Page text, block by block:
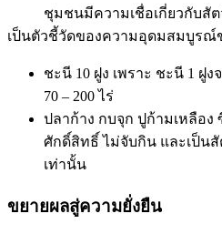
ชุมชนมีความเชื่อเกี่ยวกับสั
เป็นตัวชี้วัดของความอุดมสมบูรณ์
ชะนี 10 ฝูง เพราะ ชะนี 1
70 – 200 ไร่
ปลาก้าง กบจุก ปูก้ามเหลือ
ศักดิ์สิทธิ์ ไม่จับกิน และเป็น
เท่านั้น
ขยายผลสู่ความยั่งยืน